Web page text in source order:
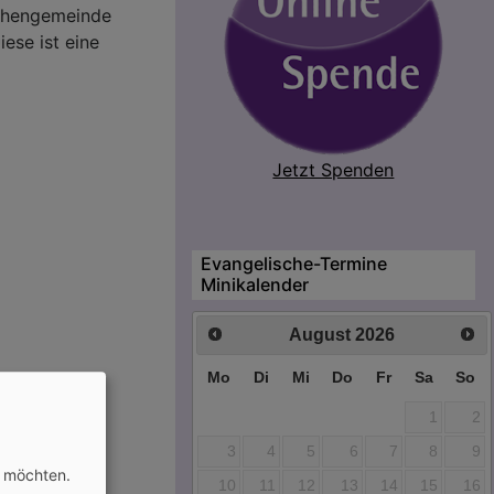
ist eine
Jetzt Spenden
Evangelische-Termine
Minikalender
August 2026
Mo Di Mi Do Fr Sa So
1
2
3
4 5 6 7 8
9
10
11 12 13 14 15
16